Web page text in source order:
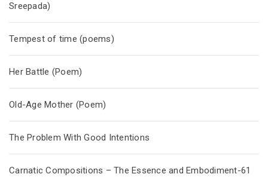
Sreepada)
Tempest of time (poems)
Her Battle (Poem)
Old-Age Mother (Poem)
The Problem With Good Intentions
Carnatic Compositions – The Essence and Embodiment-61